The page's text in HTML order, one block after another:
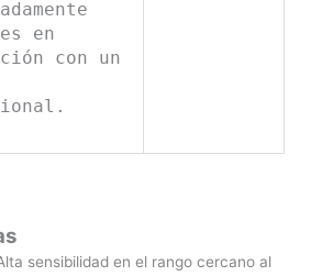
en
con un
sensibilidad en el rango cercano al